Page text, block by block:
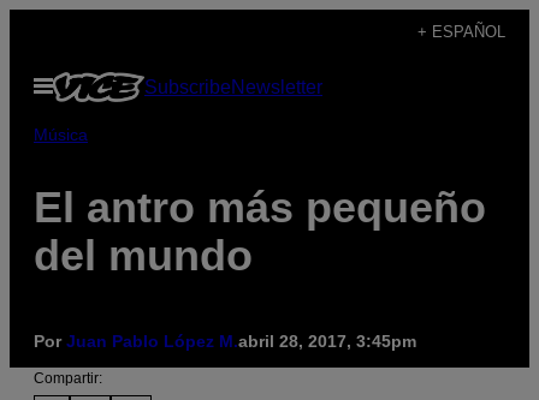
contenido
+ ESPAÑOL
Abrir
Menú
SubscribeNewsletter
Música
El antro más pequeño
del mundo
PorJuan Pablo López M.abril 28, 2017, 3:45pm
Compartir: